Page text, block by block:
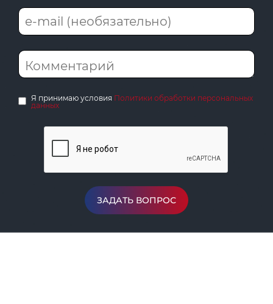
Я принимаю условия Политики обработки персональных
данных
ЗАДАТЬ ВОПРОС